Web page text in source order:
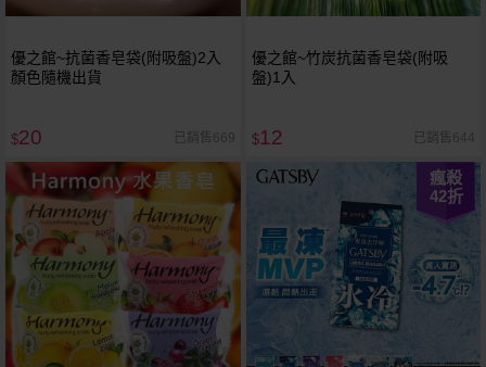
優之館~抗菌香皂袋(附吸盤)2入
顏色隨機出貨
$20 已銷售669
優之館~竹炭抗菌香皂袋(附吸
盤)1入
$12 已銷售644
瘋殺
42折